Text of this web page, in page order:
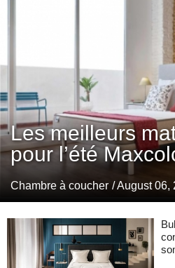
Les meilleurs
pour l’été
Chambre à coucher / August 06,